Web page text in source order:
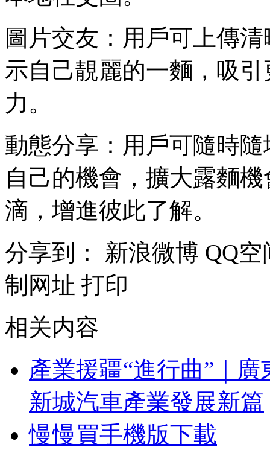
圖片交友：用戶可上傳
示自己靚麗的一麵，吸
力。
動態分享：用戶可隨時
自己的機會，擴大露麵
滴，增進彼此了解。
分享到：
新浪微博 QQ空
制网址 打印
相关内容
產業援疆“進行曲”｜
新城汽車產業發展新篇
慢慢買手機版下載